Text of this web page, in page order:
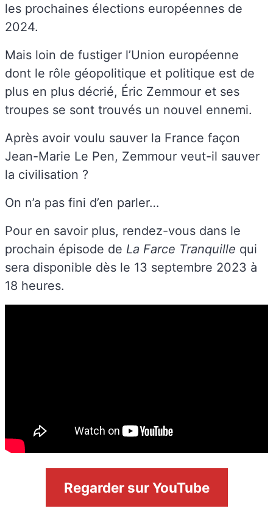
les prochaines élections européennes de
2024.
Mais loin de fustiger l’Union européenne
dont le rôle géopolitique et politique est de
plus en plus décrié, Éric Zemmour et ses
troupes se sont trouvés un nouvel ennemi.
Après avoir voulu sauver la France façon
Jean-Marie Le Pen, Zemmour veut-il sauver
la civilisation ?
On n’a pas fini d’en parler…
Pour en savoir plus, rendez-vous dans le
prochain épisode de La Farce Tranquille qui
sera disponible dès le 13 septembre 2023 à
18 heures.
Regarder sur YouTube